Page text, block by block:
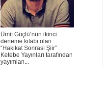
Ümit Güçlü’nün ikinci
deneme kitabı olan
“Hakikat Sonrası Şiir”
Ketebe Yayınları tarafından
yayımlan...